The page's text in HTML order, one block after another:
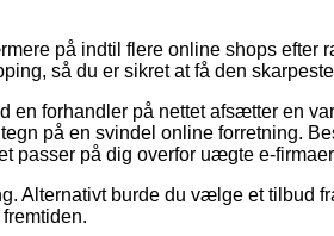
på indtil flere online shops efter
så du er sikret at få den
en forhandler på nettet afsætter en
på en svindel online forretning.
passer på dig overfor uægte e-
Alternativt burde du vælge et tilbud